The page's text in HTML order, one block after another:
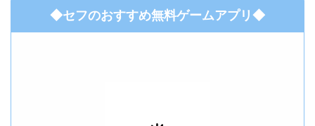
◆セフのおすすめ無料ゲームアプリ◆